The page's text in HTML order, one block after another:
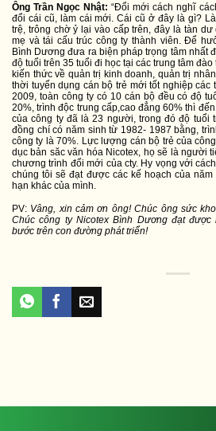
Ông Trần Ngọc Nhật: “Đổi mới cách nghĩ
đổi cái cũ, làm cái mới. Cái cũ ở đây là gì?
trệ, trông chờ ỷ lại vào cấp trên, đây là tàn
mẹ và tái cấu trúc công ty thành viên. Để
Bình Dương đưa ra biện pháp trọng tâm nhất
độ tuổi trên 35 tuổi đi học tại các trung tâm
kiến thức về quản trị kinh doanh, quản trị
thời tuyển dụng cán bộ trẻ mới tốt nghiệp
2009, toàn công ty có 10 cán bộ đều có độ
20%, trình độc trung cấp,cao đẳng 60% thì
của công ty đã là 23 người, trong đó độ tuổi
đồng chí có năm sinh từ 1982- 1987 bằng,
công ty là 70%. Lực lượng cán bộ trẻ của
dục bản săc văn hóa Nicotex, họ sẽ là người
chương trình đổi mới của cty. Hy vọng với
chúng tôi sẽ đạt được các kế hoạch của
hạn khác của mình.
PV: Vâng, xin cảm ơn ông! Chúc ông sức
Chúc công ty Nicotex Bình Dương đạt
bước trên con đường phát triển!